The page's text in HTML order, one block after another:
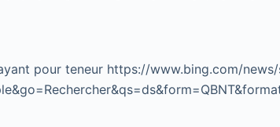
pour teneur https://www.bing.com/news/